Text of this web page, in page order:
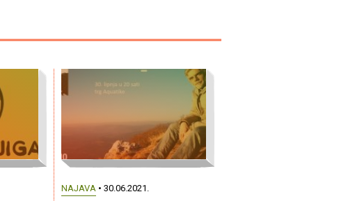
NAJAVA • 30.06.2021.